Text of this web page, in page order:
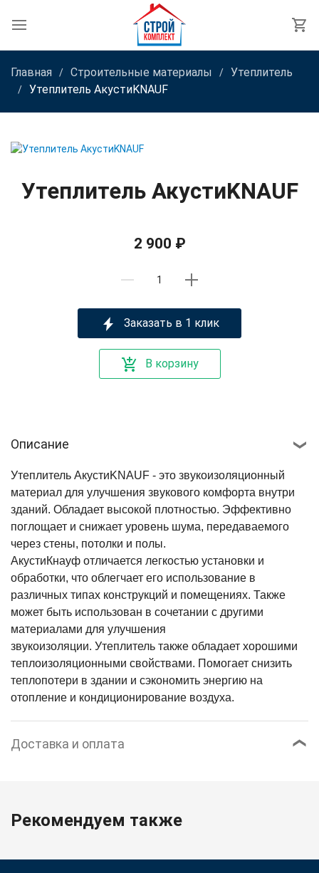
Главная Строительные материалы
Утеплитель
Утеплитель АкустиKNAUF
Утеплитель АкустиKNAUF
2 900 ₽
Заказать в 1 клик
В корзину
Описание
Утеплитель АкустиKNAUF - это звукоизоляционный
материал для улучшения звукового комфорта внутри
зданий. Обладает высокой плотностью. Эффективно
поглощает и снижает уровень шума, передаваемого
через стены, потолки и полы.
АкустиКнауф отличается легкостью установки и
обработки, что облегчает его использование в
различных типах конструкций и помещениях. Также
может быть использован в сочетании с другими
материалами для улучшения
звукоизоляции. Утеплитель также обладает хорошими
теплоизоляционными свойствами. Помогает снизить
теплопотери в здании и сэкономить энергию на
отопление и кондиционирование воздуха.
Доставка и оплата
Рекомендуем также